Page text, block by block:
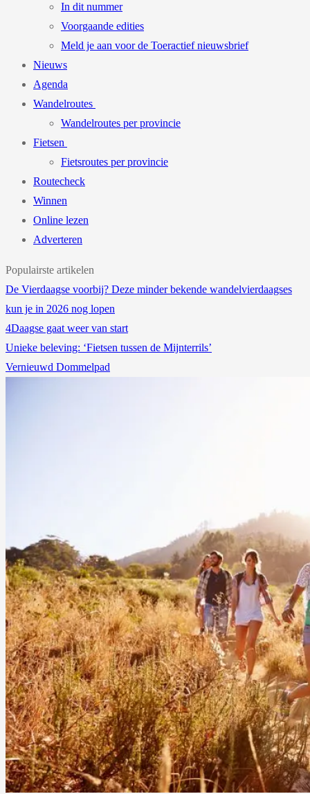
In dit nummer
Voorgaande edities
Meld je aan voor de Toeractief nieuwsbrief
Nieuws
Agenda
Wandelroutes
Wandelroutes per provincie
Fietsen
Fietsroutes per provincie
Routecheck
Winnen
Online lezen
Adverteren
Populairste artikelen
De Vierdaagse voorbij? Deze minder bekende wandelvierdaagses
kun je in 2026 nog lopen
4Daagse gaat weer van start
Unieke beleving: ‘Fietsen tussen de Mijnterrils’
Vernieuwd Dommelpad